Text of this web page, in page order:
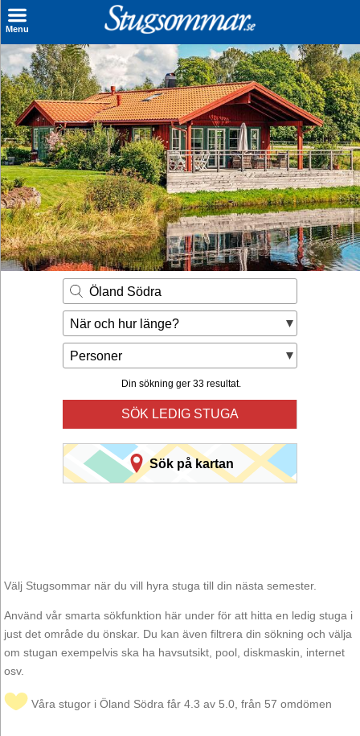
Menu
Sök stuga
Sista Minuten
Genvägar
Inspiration
Kontakt
Husägare
Se hur mycket du kan tjäna
Räkna ut din
hyresintäkt
Öland Södra
När och hur länge?
Personer
Din sökning ger 33 resultat.
SÖK LEDIG STUGA
Sök på kartan
Välj Stugsommar när du vill hyra stuga till din nästa semester.
Använd vår smarta sökfunktion här under för att hitta en ledig stuga i
just det område du önskar. Du kan även filtrera din sökning och välja
om stugan exempelvis ska ha havsutsikt, pool, diskmaskin, internet
osv.
Våra stugor i Öland Södra får 4.3 av 5.0, från 57 omdömen